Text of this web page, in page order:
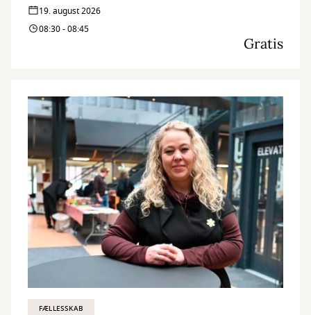
19. august 2026
08:30 - 08:45
Gratis
FÆLLESSKAB